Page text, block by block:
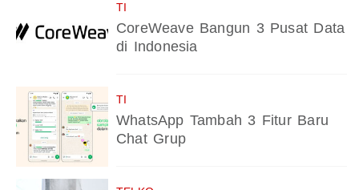
TI
CoreWeave Bangun 3 Pusat Data
di Indonesia
TI
WhatsApp Tambah 3 Fitur Baru
Chat Grup